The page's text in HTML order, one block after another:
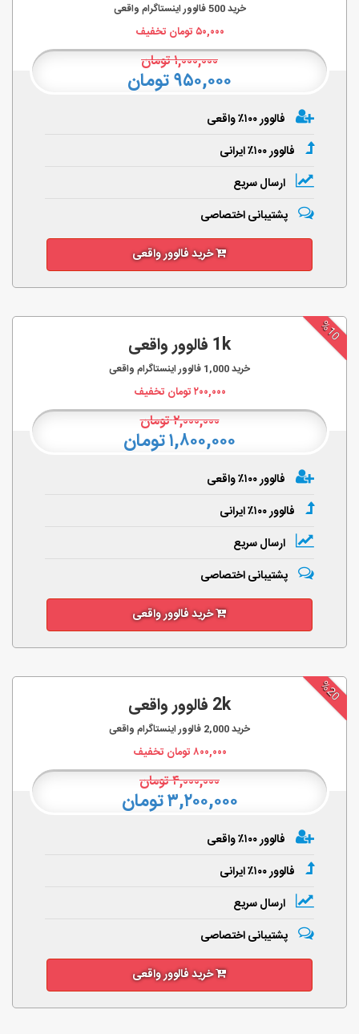
خرید500فالوور اینستاگرام واقعی
۵۰,۰۰۰تومان تخفیف
۱,۰۰۰,۰۰۰تومان
۹۵۰,۰۰۰ تومان
فالوور ۱۰۰٪ واقعی
فالوور ۱۰۰٪ ایرانی
ارسال سریع
پشتیبانی اختصاصی
خرید فالوور واقعی
%10
1k فالوور واقعی
خرید1,000 فالوور اینستاگرام واقعی
۲۰۰,۰۰۰تومان تخفیف
۲,۰۰۰,۰۰۰تومان
۱,۸۰۰,۰۰۰ تومان
فالوور ۱۰۰٪ واقعی
فالوور ۱۰۰٪ ایرانی
ارسال سریع
پشتیبانی اختصاصی
خرید فالوور واقعی
%20
2k فالوور واقعی
خرید2,000 فالوور اینستاگرام واقعی
۸۰۰,۰۰۰تومان تخفیف
۴,۰۰۰,۰۰۰تومان
۳,۲۰۰,۰۰۰ تومان
فالوور ۱۰۰٪ واقعی
فالوور ۱۰۰٪ ایرانی
ارسال سریع
پشتیبانی اختصاصی
خرید فالوور واقعی